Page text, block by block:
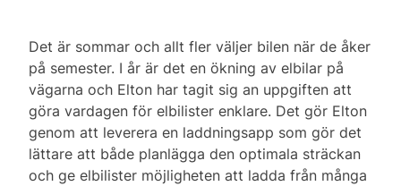
Det är sommar och allt fler väljer bilen när de åker
på semester. I år är det en ökning av elbilar på
vägarna och Elton har tagit sig an uppgiften att
göra vardagen för elbilister enklare. Det gör Elton
genom att leverera en laddningsapp som gör det
lättare att både planlägga den optimala sträckan
och ge elbilister möjligheten att ladda från många